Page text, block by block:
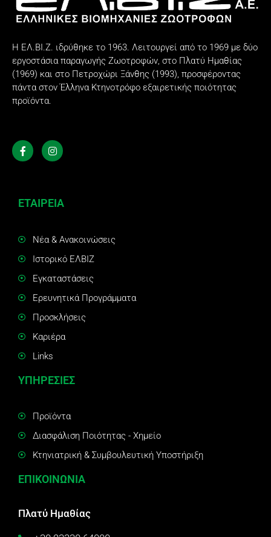
Η ΕΛ.ΒΙ.Ζ. ιδρύθηκε το 1963. Λειτουργεί από το 1969 με δύο
εργοστάσια παραγωγής Ζωοτροφών, στο Πλατύ Ημαθίας
(1969) και στο Πετροχώρι Ξάνθης (1993), προσφέροντας
πάντα στον Έλληνα Κτηνοτρόφο εξαιρετικής ποιότητας
προϊόντα.
ΕΤΑΙΡΕΙΑ
Νέα & Ανακοινώσεις
Ιστορικό ΕΛΒΙΖ
Εγκαταστάσεις
Ερευνητικά Προγράμματα
Προσκλήσεις
Καριέρα
Links
ΥΠΗΡΕΣΙΕΣ
Προϊόντα
Διασφάλιση Ποιότητας - Χημείο
Κτηνιατρική & Συμβουλευτική Υποστήριξη
ΕΠΙΚΟΙΝΩΝΙΑ
Πλατύ Ημαθίας